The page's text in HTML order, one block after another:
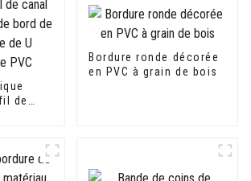
de
Bordure ronde décorée
en PVC à grain de bois